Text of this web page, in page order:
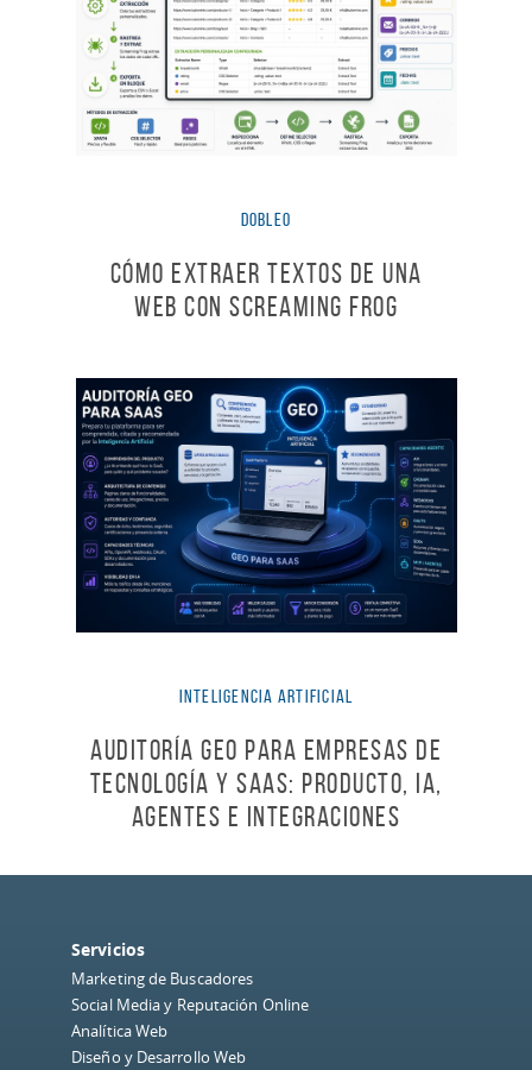
dobleO
Cómo extraer textos de una
web con Screaming Frog
Inteligencia Artificial
Auditoría GEO para empresas de
tecnología y SaaS: producto, IA,
agentes e integraciones
Servicios
Marketing de Buscadores
Social Media y Reputación Online
Analítica Web
Diseño y Desarrollo Web